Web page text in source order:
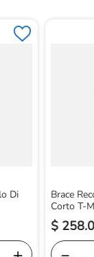
Di
Brace
Corto T-M
$ 258.